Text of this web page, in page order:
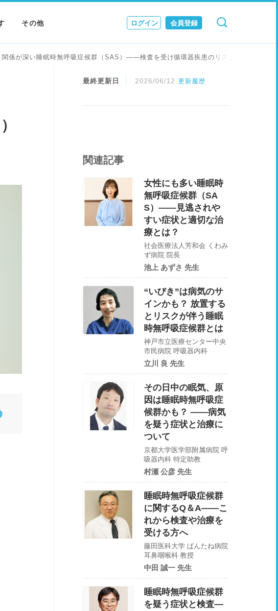
その他 ログイン 会員登録
検索 キャンセル
関係が深い睡眠時無呼吸症候群（SAS）――検査を受け循環器疾患のリスク低減を
最終更新日 2026/06/12 更新履歴
関連記事
女性にも多い睡眠時
無呼吸症候群（SA
S）――見逃されや
すい症状と適切な治
療とは？
社会医療法人芳和会 くわみ
ず病院 院長
池上 あずさ 先生
“いびき”は病気のサ
インかも？ 放置する
とリスクが伴う睡眠
時無呼吸症候群とは
神戸市立医療センター中央
市民病院 呼吸器内科
立川 良 先生
その日中の眠気、原
因は睡眠時無呼吸症
候群かも？ ――病気
を疑う症状と治療に
ついて
京都大学医学部附属病院 呼
吸器内科 特定助教
村瀬 公彦 先生
睡眠時無呼吸症候群
に関するQ＆A——こ
れから検査や治療を
受ける方へ
藤田医科大学 ばんたね病院
耳鼻咽喉科 教授
中田 誠一 先生
睡眠時無呼吸症候群
を疑う症状と検査―